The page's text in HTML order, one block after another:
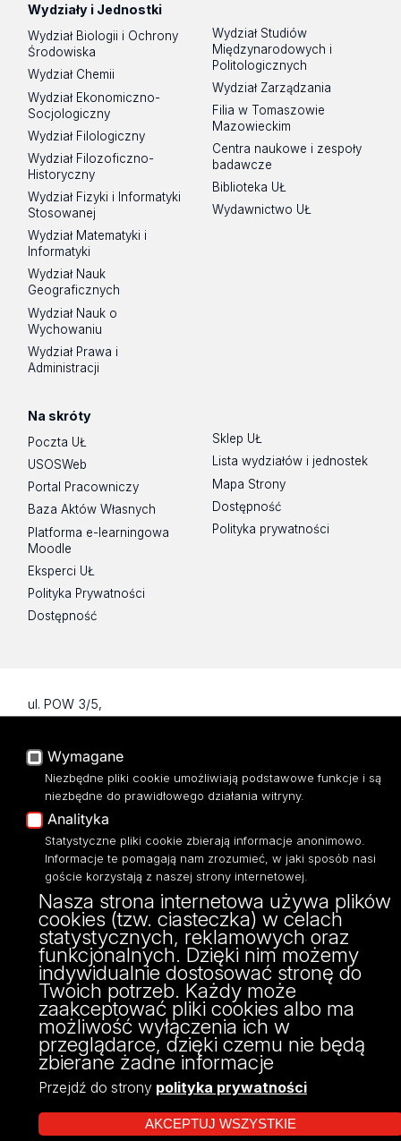
Wydziały i Jednostki
Wydział Biologii i Ochrony
Środowiska
Wydział Chemii
Wydział Ekonomiczno-
Socjologiczny
Wydział Filologiczny
Wydział Filozoficzno-
Historyczny
Wydział Fizyki i Informatyki
Stosowanej
Wydział Matematyki i
Informatyki
Wydział Nauk
Geograficznych
Wydział Nauk o
Wychowaniu
Wydział Prawa i
Administracji
Wydział Studiów
Międzynarodowych i
Politologicznych
Wydział Zarządzania
Filia w Tomaszowie
Mazowieckim
Centra naukowe i zespoły
badawcze
Biblioteka UŁ
Wydawnictwo UŁ
Na skróty
Poczta UŁ
USOSWeb
Portal Pracowniczy
Baza Aktów Własnych
Platforma e-learningowa
Moodle
Eksperci UŁ
Polityka Prywatności
Dostępność
Sklep UŁ
Lista wydziałów i jednostek
Mapa Strony
Dostępność
Polityka prywatności
ul. POW 3/5,
fax: 42/635 50 32
Projekt Multiportalu UŁ współfinansowany z funduszy Unii Europejskiej w
ramach konkursu NCBR
Wymagane
Niezbędne pliki cookie umożliwiają podstawowe funkcje i są
niezbędne do prawidłowego działania witryny.
Analityka
Statystyczne pliki cookie zbierają informacje anonimowo.
Informacje te pomagają nam zrozumieć, w jaki sposób nasi
goście korzystają z naszej strony internetowej.
Nasza strona internetowa używa plików
cookies (tzw. ciasteczka) w celach
statystycznych, reklamowych oraz
funkcjonalnych. Dzięki nim możemy
indywidualnie dostosować stronę do
Twoich potrzeb. Każdy może
zaakceptować pliki cookies albo ma
możliwość wyłączenia ich w
przeglądarce, dzięki czemu nie będą
zbierane żadne informacje
Przejdź do strony polityka prywatności
AKCEPTUJ WSZYSTKIE